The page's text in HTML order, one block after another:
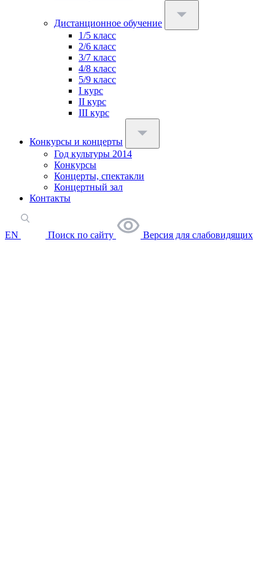
Дистанционное обучение
1/5 класс
2/6 класс
3/7 класс
4/8 класс
5/9 класс
I курс
II курс
III курс
Конкурсы и концерты
Год культуры 2014
Конкурсы
Концерты, спектакли
Концертный зал
Контакты
EN Поиск по сайту Версия для слабовидящих